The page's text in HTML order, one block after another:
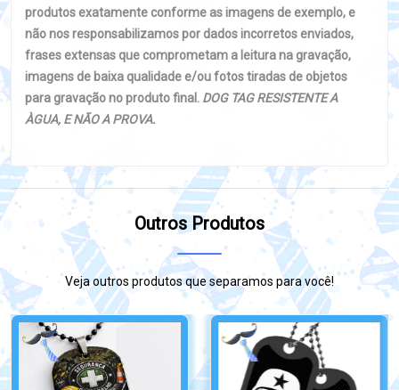
produtos exatamente conforme as imagens de exemplo, e
não nos responsabilizamos por dados incorretos enviados,
frases extensas que comprometam a leitura na gravação,
imagens de baixa qualidade e/ou fotos tiradas de objetos
para gravação no produto final. DOG TAG RESISTENTE A
ÀGUA, E NÃO A PROVA.
Outros Produtos
Veja outros produtos que separamos para você!